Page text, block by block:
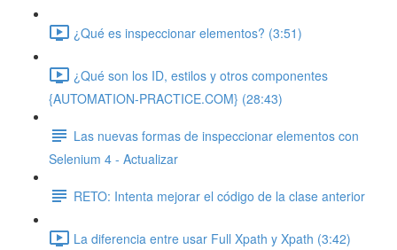
¿Qué es inspeccionar elementos? (3:51)
¿Qué son los ID, estilos y otros componentes
{AUTOMATION-PRACTICE.COM} (28:43)
Las nuevas formas de inspeccionar elementos con
Selenium 4 - Actualizar
RETO: Intenta mejorar el código de la clase anterior
La diferencia entre usar Full Xpath y Xpath (3:42)